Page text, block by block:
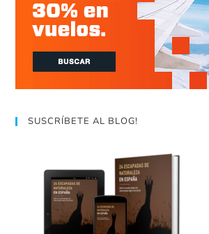
SUSCRÍBETE AL BLOG!